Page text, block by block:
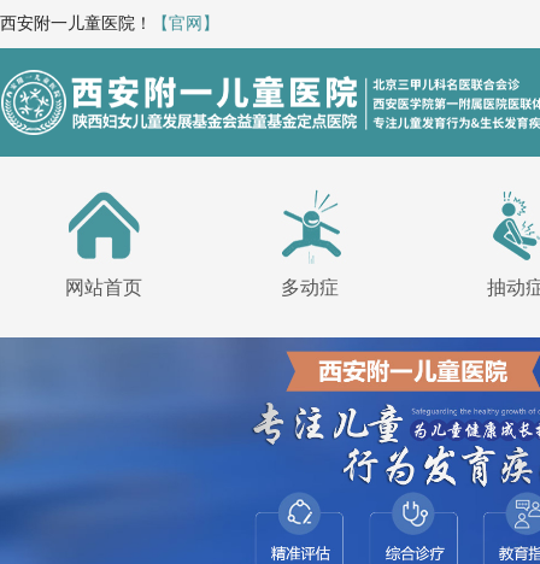
西安附一儿童医院！ 【官网】
网站首页 多动症 抽动